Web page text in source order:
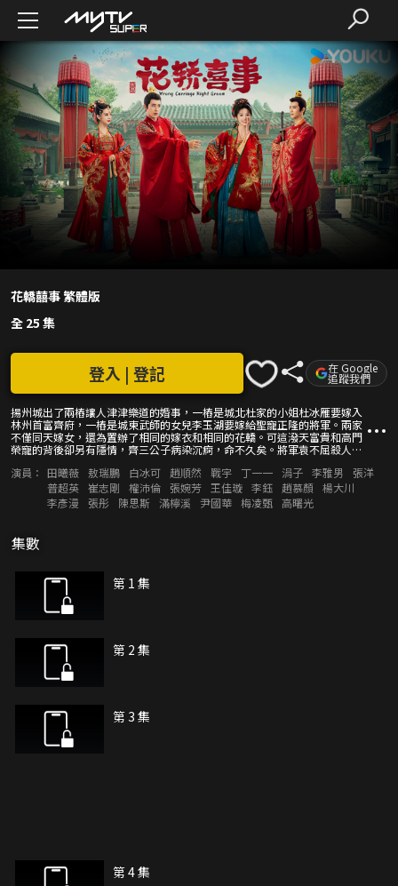
花轎囍事 繁體版
全 25 集
揚州城出了兩樁讓人津津樂道的婚事，一樁是城北杜家的小姐杜冰雁要嫁入
林州首富齊府，一樁是城東武師的女兒李玉湖要嫁給聖寵正隆的將軍。兩家
不僅同天嫁女，還為置辦了相同的嫁衣和相同的花轎。可這潑天富貴和高門
榮寵的背後卻另有隱情，齊三公子病染沉痾，命不久矣。將軍袁不屈殺人為
出嫁那天，兩支送親隊伍同時出城，途中突然大雨傾盆，兩路人馬湧到同一
座仙女廟內避雨。兩新娘在廟內因相同苦命惺惺相惜結拜為姐妹。忽傳強盜
來襲訊息，慌亂中，新娘竟上錯了花轎。俠女入了宅院，同三少爺在嬉笑怒
罵間將詭計陰謀全盤推翻；閨秀進了戰場，與將軍在刀光劍影中鬥智鬥勇虐
事，成全了兩對情意綿綿的恩愛夫妻和幸福生活。
登入 | 登記 在 Google
追蹤我們
演員： 田曦薇 敖瑞鵬 白冰可 趙順然 戰宇 丁一一 涓子 李雅男
張洋
普超英 崔志剛 權沛倫 張婉芳 王佳璇 李鈺 趙慕顏 楊大川
李彥漫
張彤 陳思斯 滿檸溪 尹國華 梅凌甄 高曙光
集數
第 1 集
第 2 集
第 3 集
第 4 集